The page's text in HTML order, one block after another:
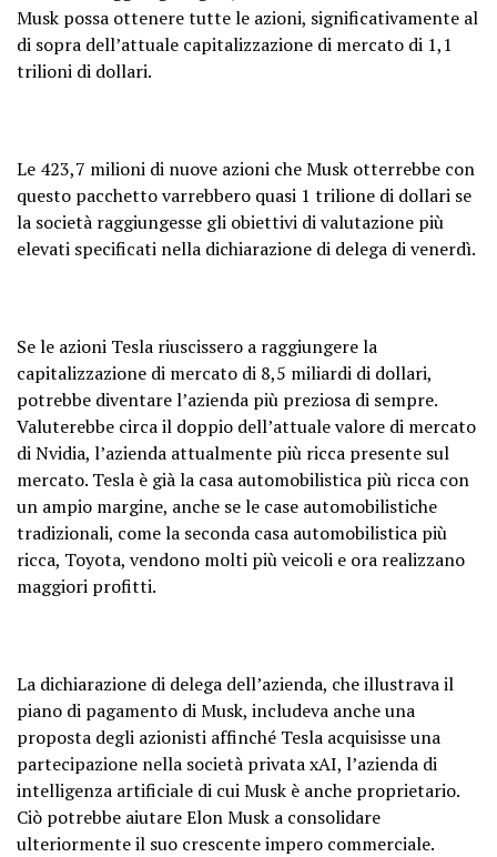
Musk possa ottenere tutte le azioni, significativamente al
di sopra dell’attuale capitalizzazione di mercato di 1,1
trilioni di dollari.
Le 423,7 milioni di nuove azioni che Musk otterrebbe con
questo pacchetto varrebbero quasi 1 trilione di dollari se
la società raggiungesse gli obiettivi di valutazione più
elevati specificati nella dichiarazione di delega di venerdì.
Se le azioni Tesla riuscissero a raggiungere la
capitalizzazione di mercato di 8,5 miliardi di dollari,
potrebbe diventare l’azienda più preziosa di sempre.
Valuterebbe circa il doppio dell’attuale valore di mercato
di Nvidia, l’azienda attualmente più ricca presente sul
mercato. Tesla è già la casa automobilistica più ricca con
un ampio margine, anche se le case automobilistiche
tradizionali, come la seconda casa automobilistica più
ricca, Toyota, vendono molti più veicoli e ora realizzano
maggiori profitti.
La dichiarazione di delega dell’azienda, che illustrava il
piano di pagamento di Musk, includeva anche una
proposta degli azionisti affinché Tesla acquisisse una
partecipazione nella società privata xAI, l’azienda di
intelligenza artificiale di cui Musk è anche proprietario.
Ciò potrebbe aiutare Elon Musk a consolidare
ulteriormente il suo crescente impero commerciale.